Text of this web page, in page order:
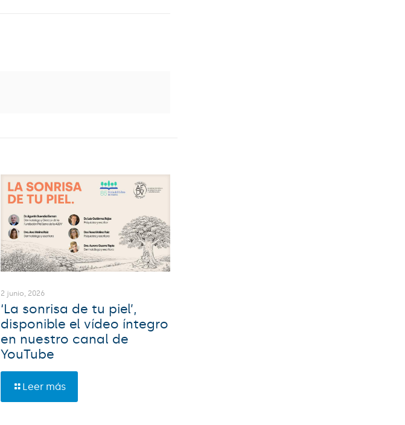
2 junio, 2026
‘La sonrisa de tu piel’,
disponible el vídeo íntegro
en nuestro canal de
YouTube
Leer más